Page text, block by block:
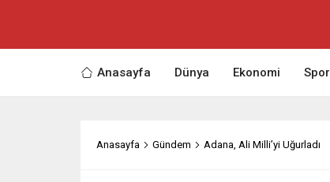
Anasayfa Dünya Ekonomi Spor
Anasayfa Gündem Adana, Ali Milli’yi Uğurladı